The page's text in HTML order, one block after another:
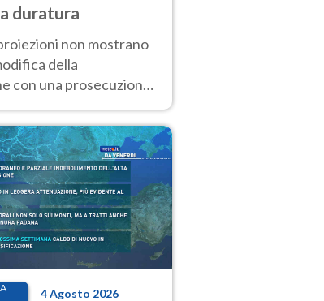
duratura
non mostrano
della
con una prosecuzione
la settimana di
4 Agosto 2026